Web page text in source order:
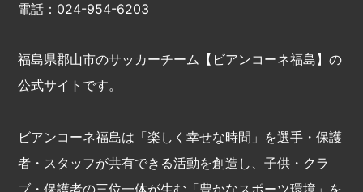
電話：024-954-6203
福島県郡山市のサッカーチーム【ビアンコーネ福島】の
公式サイトです。
ビアンコーネ福島は「楽しく幸せな時間」を選手・保護
者・スタッフが共有できる活動を創造し、子供・クラ